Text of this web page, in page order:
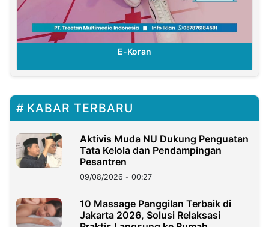
E-Koran
KABAR TERBARU
Aktivis Muda NU Dukung Penguatan
Tata Kelola dan Pendampingan
Pesantren
09/08/2026 - 00:27
10 Massage Panggilan Terbaik di
Jakarta 2026, Solusi Relaksasi